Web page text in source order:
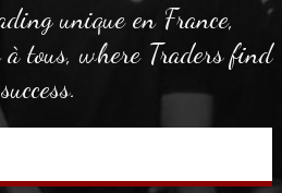
unique en France,
à tous, where Traders find
success.